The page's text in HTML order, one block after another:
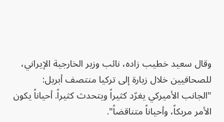
وقال سعيد خطيب زاده، نائب وزير الخارجية الإيراني،
للصحافيين خلال زيارة إلى تركيا منتصف أبريل:
"الجانب الأميركي يغرّد كثيراً ويتحدث كثيراً. أحياناً يكون
الأمر مربكاً، وأحياناً متناقضاً".